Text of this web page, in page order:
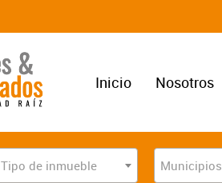
Inicio Nosotros
Tipo de inmueble Municipios